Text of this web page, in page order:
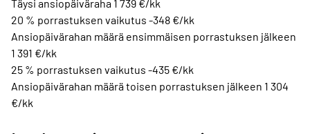
Täysi ansiopäiväraha 1 739 €/kk
20 % porrastuksen vaikutus -348 €/kk
Ansiopäivärahan määrä ensimmäisen porrastuksen jälkeen
1 391 €/kk
25 % porrastuksen vaikutus -435 €/kk
Ansiopäivärahan määrä toisen porrastuksen jälkeen 1 304
€/kk